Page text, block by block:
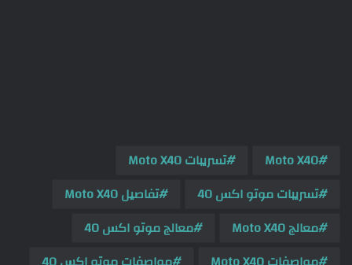
Moto X40
تسريبات Moto X40
تسريبات موتو اكس 40
تفاصيل Moto X40
معالج Moto X40
معالج موتو اكس 40